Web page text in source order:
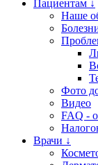
Пациентам ↓
Наше
Фото
Видео
FAQ -
Врачи ↓